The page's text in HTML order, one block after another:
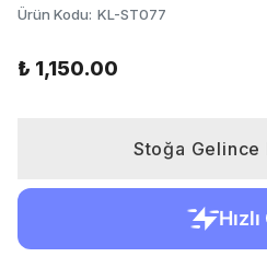
Ürün Kodu: KL-ST077
₺ 1,150.00
Stoğa Gelince